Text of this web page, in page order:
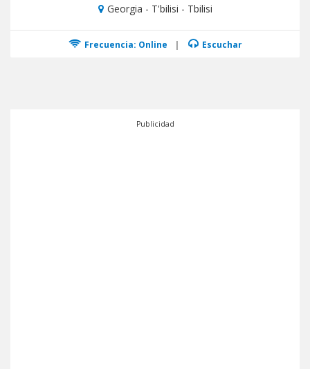
Georgia - T'bilisi - Tbilisi
Frecuencia: Online | Escuchar
Publicidad